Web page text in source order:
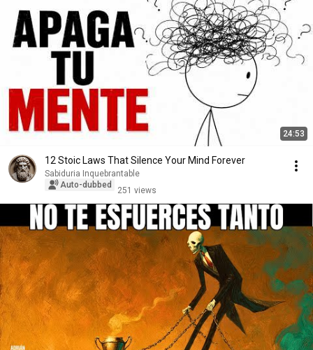
24:53
12 Stoic Laws That Silence Your Mind Forever
Sabiduria Inquebrantable
Auto-dubbed
251 views